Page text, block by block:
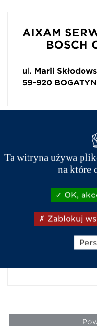
AIXAM
BOSCH
ul. Marii
59-920
pon-pt - 8:00-16:00,
Serwis
Ta witryna używa
na które
OK,
Zablokuj